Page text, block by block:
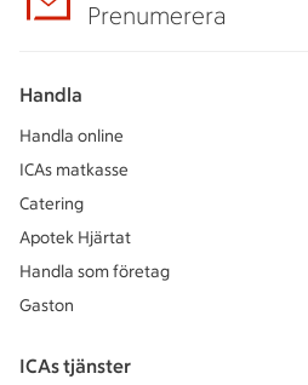
Prenumerera
Handla
Handla online
ICAs matkasse
Catering
Apotek Hjärtat
Handla som företag
Gaston
ICAs tjänster